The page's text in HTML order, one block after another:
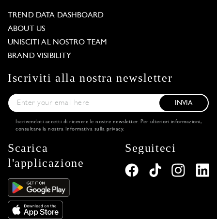
TREND DATA DASHBOARD
ABOUT US
UNISCITI AL NOSTRO TEAM
BRAND VISIBILITY
Iscriviti alla nostra newsletter
INVIA
Iscrivendoti accetti di ricevere le nostre newsletter. Per ulteriori informazioni,
consultare la nostra
Informativa sulla privacy.
Scarica
l'applicazione
Seguiteci